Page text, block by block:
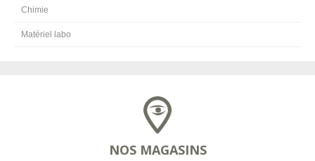
Chimie
Matériel labo
NOS MAGASINS